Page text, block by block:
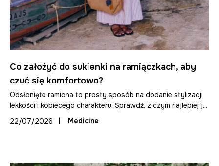
Co założyć do sukienki na ramiączkach, aby
czuć się komfortowo?
Odsłonięte ramiona to prosty sposób na dodanie stylizacji
lekkości i kobiecego charakteru. Sprawdź, z czym najlepiej j...
22/07/2026
| Medicine